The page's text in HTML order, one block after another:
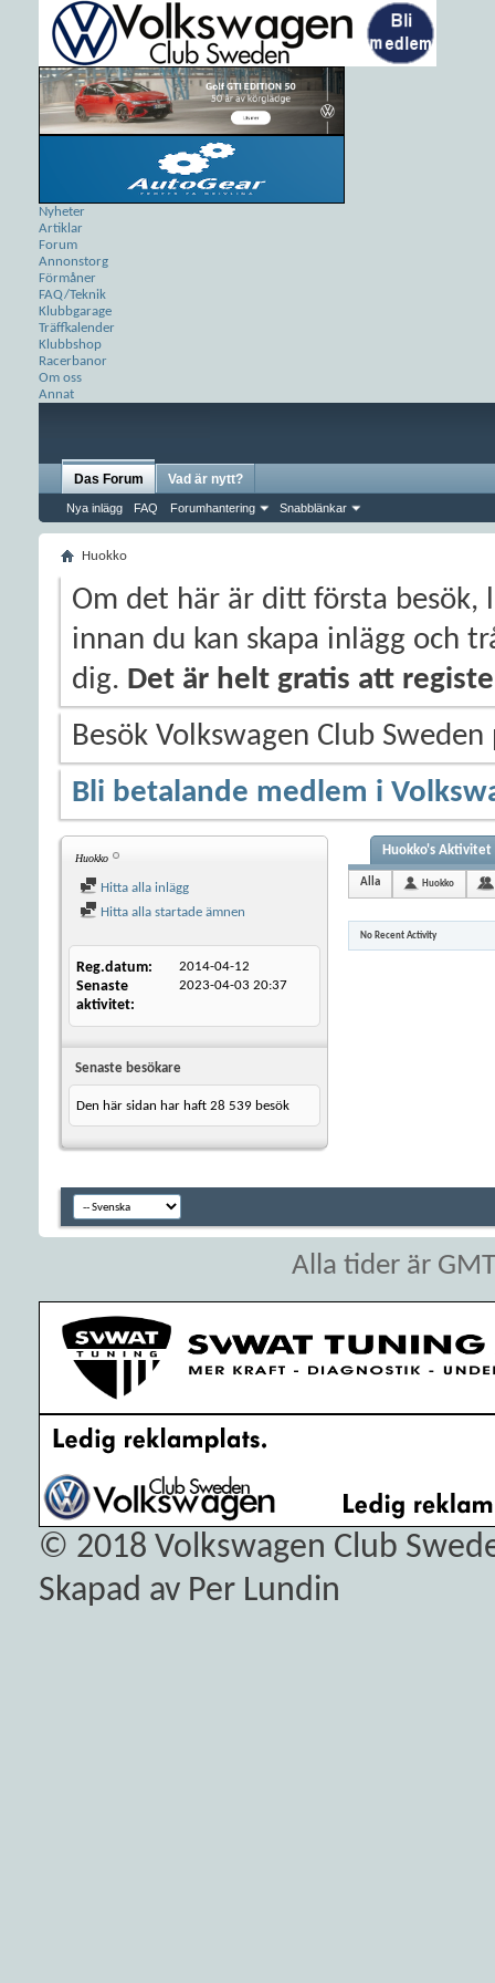
Nyheter
Artiklar
Forum
Annonstorg
Förmåner
FAQ/Teknik
Klubbgarage
Träffkalender
Klubbshop
Racerbanor
Om oss
Annat
Das Forum
Nya inlägg FAQ Forumhantering Snabblänkar
Vad är nytt?
Huokko
Om det här är ditt första besök,
innan du kan skapa inlägg och
dig. Det är helt gratis att
Besök Volkswagen Club
Bli betalande medlem i
Huokko
Hitta alla inlägg
Hitta alla startade ämnen
Reg.datum 2014-04-12
Senaste
aktivitet
2023-04-03 20:37
Senaste besökare
Den här sidan har haft 28 539 besök
Huokko's Aktivitet
Alla Huokko
No Recent Activity
Alla tider är
© 2018 Volkswagen Club
Skapad av Per Lundin